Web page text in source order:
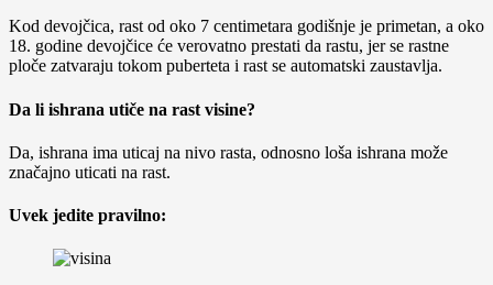
Kod devojčica, rast od oko 7 centimetara godišnje je primetan, a oko
18. godine devojčice će verovatno prestati da rastu, jer se rastne
ploče zatvaraju tokom puberteta i rast se automatski zaustavlja.
Da li ishrana utiče na rast visine?
Da, ishrana ima uticaj na nivo rasta, odnosno loša ishrana može
značajno uticati na rast.
Uvek jedite pravilno: